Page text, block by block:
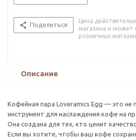
Поделиться
Цена
магазина и может
розничных
Описание
Кофейная пара Loveramics Egg — это не
инструмент для наслаждения кофе на
Она создана для тех, кто ценит
Если вы хотите, чтобы ваш кофе